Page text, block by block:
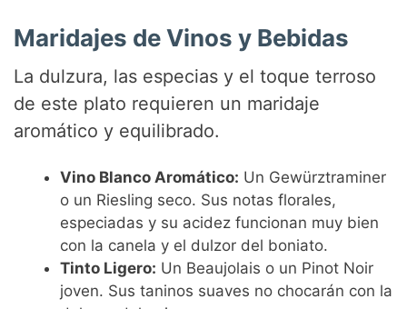
Maridajes de Vinos y Bebidas
La dulzura, las especias y el toque terroso
de este plato requieren un maridaje
aromático y equilibrado.
Vino Blanco Aromático: Un Gewürztraminer
o un Riesling seco. Sus notas florales,
especiadas y su acidez funcionan muy bien
con la canela y el dulzor del boniato.
Tinto Ligero: Un Beaujolais o un Pinot Noir
joven. Sus taninos suaves no chocarán con la